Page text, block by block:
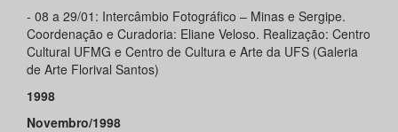
- 08 a 29/01: Intercâmbio Fotográfico – Minas e Sergipe.
Coordenação e Curadoria: Eliane Veloso. Realização: Centro
Cultural UFMG e Centro de Cultura e Arte da UFS (Galeria
de Arte Florival Santos)
1998
Novembro/1998